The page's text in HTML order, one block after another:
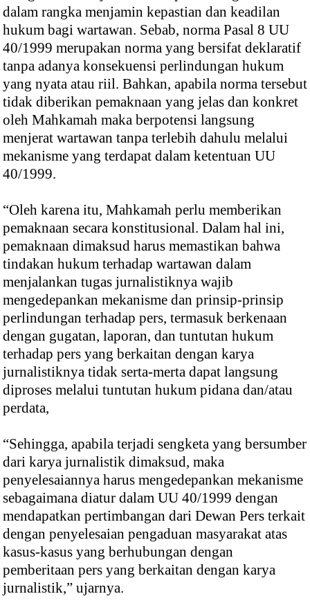
dalam rangka menjamin kepastian dan keadilan
hukum bagi wartawan. Sebab, norma Pasal 8 UU
40/1999 merupakan norma yang bersifat deklaratif
tanpa adanya konsekuensi perlindungan hukum
yang nyata atau riil. Bahkan, apabila norma tersebut
tidak diberikan pemaknaan yang jelas dan konkret
oleh Mahkamah maka berpotensi langsung
menjerat wartawan tanpa terlebih dahulu melalui
mekanisme yang terdapat dalam ketentuan UU
40/1999.
“Oleh karena itu, Mahkamah perlu memberikan
pemaknaan secara konstitusional. Dalam hal ini,
pemaknaan dimaksud harus memastikan bahwa
tindakan hukum terhadap wartawan dalam
menjalankan tugas jurnalistiknya wajib
mengedepankan mekanisme dan prinsip-prinsip
perlindungan terhadap pers, termasuk berkenaan
dengan gugatan, laporan, dan tuntutan hukum
terhadap pers yang berkaitan dengan karya
jurnalistiknya tidak serta-merta dapat langsung
diproses melalui tuntutan hukum pidana dan/atau
perdata,
“Sehingga, apabila terjadi sengketa yang bersumber
dari karya jurnalistik dimaksud, maka
penyelesaiannya harus mengedepankan mekanisme
sebagaimana diatur dalam UU 40/1999 dengan
mendapatkan pertimbangan dari Dewan Pers terkait
dengan penyelesaian pengaduan masyarakat atas
kasus-kasus yang berhubungan dengan
pemberitaan pers yang berkaitan dengan karya
jurnalistik,” ujarnya.